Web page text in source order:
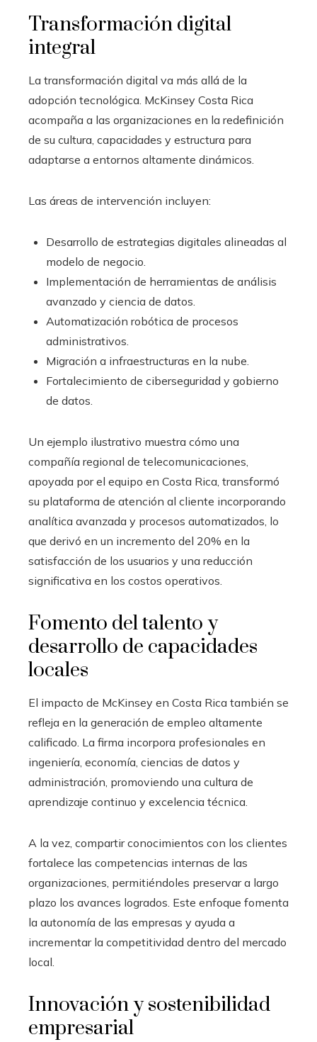
Transformación digital
integral
La transformación digital va más allá de la
adopción tecnológica. McKinsey Costa Rica
acompaña a las organizaciones en la redefinición
de su cultura, capacidades y estructura para
adaptarse a entornos altamente dinámicos.
Las áreas de intervención incluyen:
Desarrollo de estrategias digitales alineadas al
modelo de negocio.
Implementación de herramientas de análisis
avanzado y ciencia de datos.
Automatización robótica de procesos
administrativos.
Migración a infraestructuras en la nube.
Fortalecimiento de ciberseguridad y gobierno
de datos.
Un ejemplo ilustrativo muestra cómo una
compañía regional de telecomunicaciones,
apoyada por el equipo en Costa Rica, transformó
su plataforma de atención al cliente incorporando
analítica avanzada y procesos automatizados, lo
que derivó en un incremento del 20% en la
satisfacción de los usuarios y una reducción
significativa en los costos operativos.
Fomento del talento y
desarrollo de capacidades
locales
El impacto de McKinsey en Costa Rica también se
refleja en la generación de empleo altamente
calificado. La firma incorpora profesionales en
ingeniería, economía, ciencias de datos y
administración, promoviendo una cultura de
aprendizaje continuo y excelencia técnica.
A la vez, compartir conocimientos con los clientes
fortalece las competencias internas de las
organizaciones, permitiéndoles preservar a largo
plazo los avances logrados. Este enfoque fomenta
la autonomía de las empresas y ayuda a
incrementar la competitividad dentro del mercado
local.
Innovación y sostenibilidad
empresarial